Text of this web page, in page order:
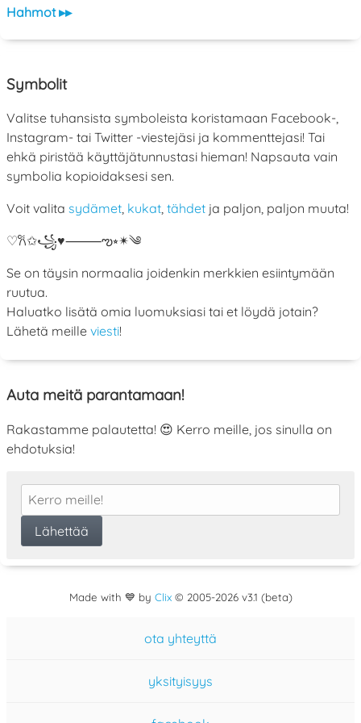
Hahmot ▸▸
Symbolit
Valitse tuhansista symboleista koristamaan Facebook-,
Instagram- tai Twitter -viestejäsi ja kommenttejasi! Tai
ehkä piristää käyttäjätunnustasi hieman! Napsauta vain
symbolia kopioidaksesi sen.
Voit valita sydämet, kukat, tähdet ja paljon, paljon muuta!
♡𐙚✩꧁♥⸻ఌ⭒✴︎༄
Se on täysin normaalia joidenkin merkkien esiintymään
ruutua.
Haluatko lisätä omia luomuksiasi tai et löydä jotain?
Lähetä meille viesti!
Auta meitä parantamaan!
Rakastamme palautetta! 😍 Kerro meille, jos sinulla on
ehdotuksia!
Made with 💙 by Clix© 2005-2026 v3.1 (beta)
ota yhteyttä
yksityisyys